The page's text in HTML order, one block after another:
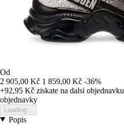
Od
2 905,00 Kč 1 859,00 Kč -36%
+92,95 Kč ziskate na dalsi objednavku
objednavky
Loading...
Popis